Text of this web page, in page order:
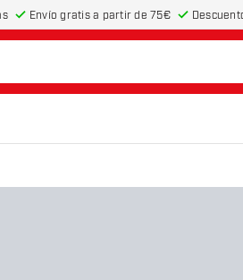
Envío gratis a partir de 75€